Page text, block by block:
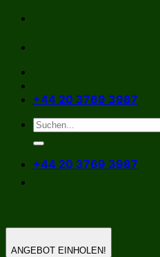
Zum
springen
+44 20 3769 3987
+44 20 3769 3987
ANGEBOT EINHOLEN!